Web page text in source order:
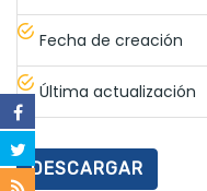
Fecha de creación
Última actualización
DESCARGAR